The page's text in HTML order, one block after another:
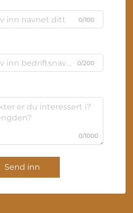
0/100
0/200
0/1000
Send inn